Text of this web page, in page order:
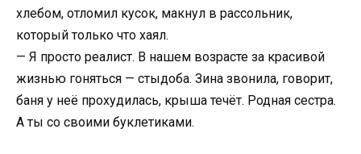
хлебом, отломил кусок, макнул в рассольник,
который только что хаял.
— Я просто реалист. В нашем возрасте за красивой
жизнью гоняться — стыдоба. Зина звонила, говорит,
баня у неё прохудилась, крыша течёт. Родная сестра.
А ты со своими буклетиками.